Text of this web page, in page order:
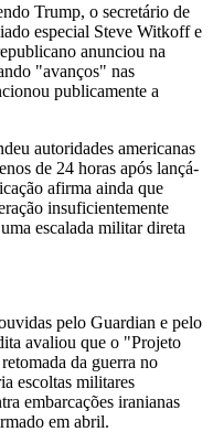
Trump, o secretário de
especial Steve Witkoff e
anunciou na
"avanços" nas
publicamente a
autoridades americanas
de 24 horas após lançá-
afirma ainda que
insuficientemente
escalada militar direta
pelo Guardian e pelo
avaliou que o "Projeto
da guerra no
escoltas militares
embarcações iranianas
em abril.